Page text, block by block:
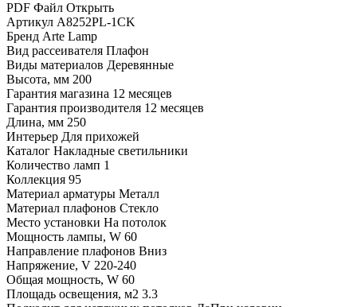
PDF Файл Открыть
Артикул A8252PL-1CK
Бренд Arte Lamp
Вид рассеивателя Плафон
Виды материалов Деревянные
Высота, мм 200
Гарантия магазина 12 месяцев
Гарантия производителя 12 месяцев
Длина, мм 250
Интерьер Для прихожей
Каталог Накладные светильники
Количество ламп 1
Коллекция 95
Материал арматуры Металл
Материал плафонов Стекло
Место установки На потолок
Мощность лампы, W 60
Направление плафонов Вниз
Напряжение, V 220-240
Общая мощность, W 60
Площадь освещения, м2 3.3